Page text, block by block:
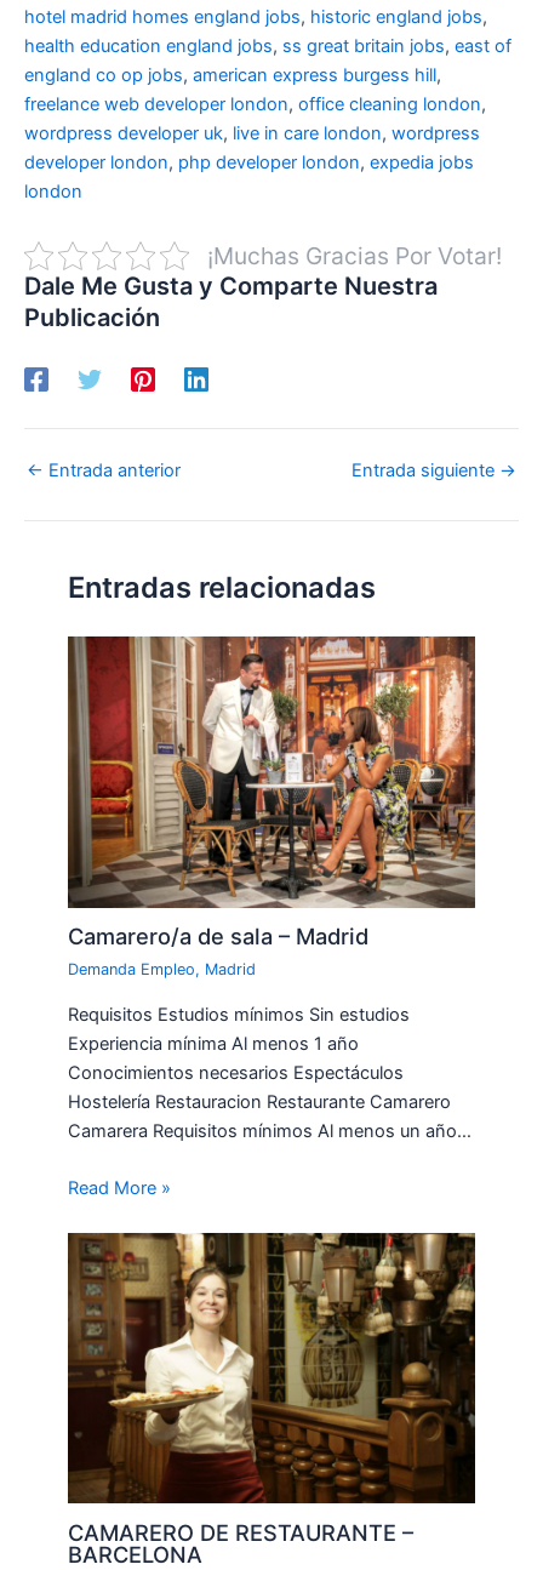
hotel madrid homes england jobs, historic england jobs,
health education england jobs, ss great britain jobs, east of
england co op jobs, american express burgess hill,
freelance web developer london, office cleaning london,
wordpress developer uk, live in care london, wordpress
developer london, php developer london, expedia jobs
london
¡Muchas Gracias Por Votar!
Dale Me Gusta y Comparte Nuestra
Publicación
← Entrada anterior Entrada siguiente →
Entradas relacionadas
Camarero/a de sala – Madrid
Demanda Empleo, Madrid
Requisitos Estudios mínimos Sin estudios
Experiencia mínima Al menos 1 año
Conocimientos necesarios Espectáculos
Hostelería Restauracion Restaurante Camarero
Camarera Requisitos mínimos Al menos un año…
Read More »
CAMARERO DE RESTAURANTE –
BARCELONA